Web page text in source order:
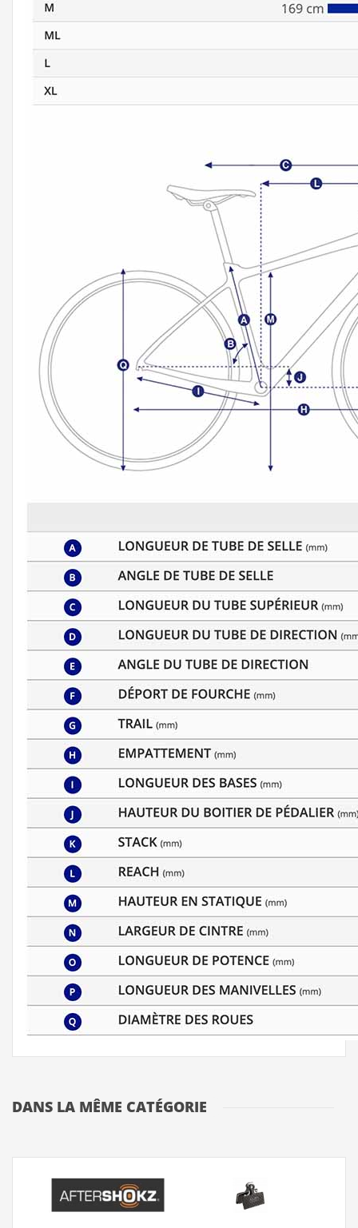
DANS LA MÊME CATÉGORIE